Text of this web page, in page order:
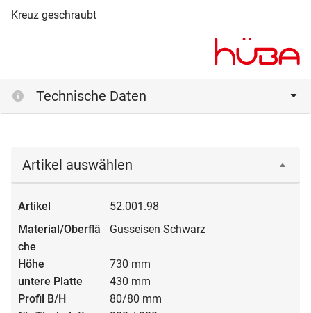
Kreuz geschraubt
Technische Daten
Artikel auswählen
52.001.98
Gusseisen Schwarz
730 mm
430 mm
80/80 mm